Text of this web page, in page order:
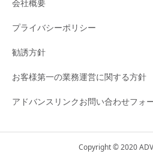
会社概要
プライバシーポリシー
勧誘方針
お客様第一の業務運営に関する方針
アドバンスリンクお問い合わせフォ
Copyright © 2020